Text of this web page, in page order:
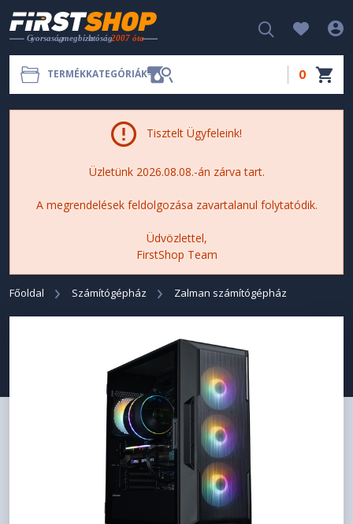
TERMÉKKATEGÓRIÁK 0
Tisztelt Ügyfeleink!
Üzletünk 2026.08.08.-án zárva tart.
A megrendelések feldolgozása zavartalanul folytatódik.
Üdvözlettel,
FirstShop Team
Főoldal Számítógépház Zalman számítógépház